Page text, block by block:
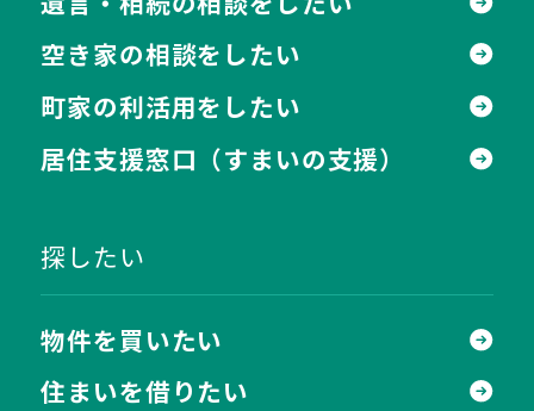
空き家の相談をしたい
町家の利活用をしたい
居住支援窓口 （すまいの支援）
探したい
物件を買いたい
住まいを借りたい